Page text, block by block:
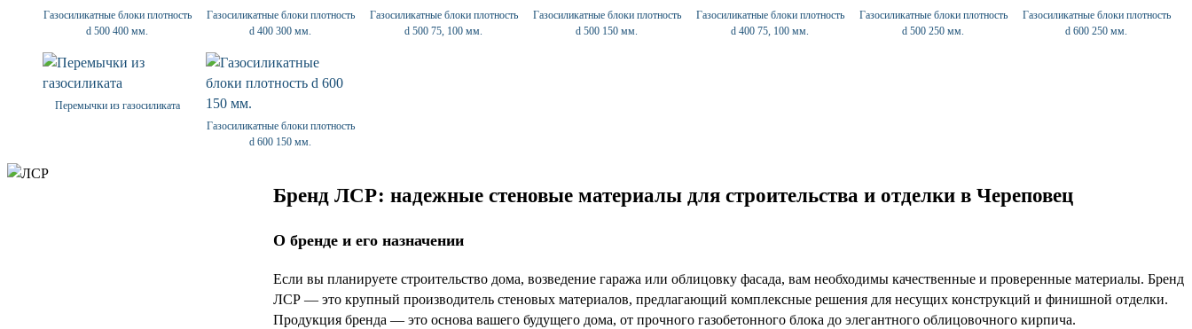
Газосиликатные блоки плотность
d 500 400 мм.
Газосиликатные блоки плотность
d 400 300 мм.
Газосиликатные блоки плотность
d 500 75, 100 мм.
Газосиликатные блоки плотность
d 500 150 мм.
Газосиликатные блоки плотность
d 400 75, 100 мм.
Газосиликатные блоки плотность
d 500 250 мм.
Газосиликатные блоки плотность
d 600 250 мм.
Перемычки из газосиликата
Газосиликатные блоки плотность
d 600 150 мм.
Бренд ЛСР: надежные стеновые материалы для строительства и отделки в Череповец
О бренде и его назначении
Если вы планируете строительство дома, возведение гаража или облицовку фасада, вам необходимы качественные и проверенные материалы. Бренд
ЛСР — это крупный производитель стеновых материалов, предлагающий комплексные решения для несущих конструкций и финишной отделки.
Продукция бренда — это основа вашего будущего дома, от прочного газобетонного блока до элегантного облицовочного кирпича.